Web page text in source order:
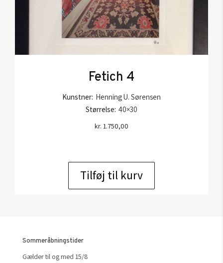
Fetich 4
Kunstner: Henning U. Sørensen
Størrelse: 40×30
kr. 1.750,00
Tilføj til kurv
Sommeråbningstider
Gælder til og med 15/8